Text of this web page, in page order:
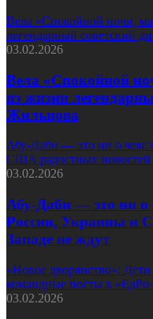
Вела «Спокойной ночи,
легендарный советский
03.02.2026
Вела «Спокойной
из жизни
Жильцова
Абу-Даби — это ни о чем:
США радостных новостей
03.02.2026
Абу-Даби — это ни о
России, Украины и
Западе не ждут
«Новое дворянство»:
командные посты в
03.02.2026